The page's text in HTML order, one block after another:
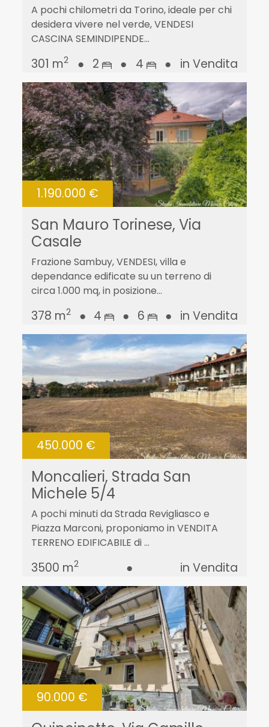
A pochi chilometri da Torino, ideale per chi
desidera vivere nel verde, VENDESI
CASCINA SEMINDIPENDE...
301 m2 ● 2 ● 4 ● in Vendita
1.190.000 €
San Mauro Torinese, Via
Casale
Frazione Sambuy, VENDESI, villa e
dependance edificate su un terreno di
circa 1.000 mq, in posizione...
378 m2 ● 4 ● 6 ● in Vendita
450.000 €
Moncalieri, Strada San
Michele 5/4
A pochi minuti da Strada Revigliasco e
Piazza Marconi, proponiamo in VENDITA
TERRENO EDIFICABILE di ...
3500 m2 ● in Vendita
90.000 €